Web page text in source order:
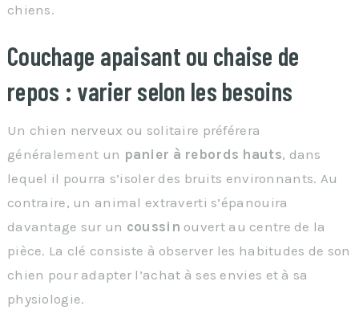
chiens.
Couchage apaisant ou chaise de
repos : varier selon les besoins
Un chien nerveux ou solitaire préférera
généralement un panier à rebords hauts, dans
lequel il pourra s’isoler des bruits environnants. Au
contraire, un animal extraverti s’épanouira
davantage sur un coussin ouvert au centre de la
pièce. La clé consiste à observer les habitudes de son
chien pour adapter l’achat à ses envies et à sa
physiologie.